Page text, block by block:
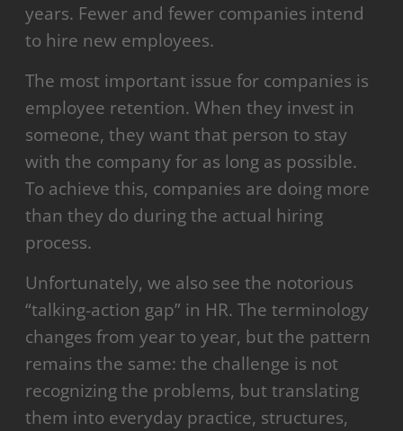
years. Fewer and fewer companies intend
to hire new employees.
The most important issue for companies is
employee retention. When they invest in
someone, they want that person to stay
with the company for as long as possible.
To achieve this, companies are doing more
than they do during the actual hiring
process.
Unfortunately, we also see the notorious
“talking-action gap” in HR. The terminology
changes from year to year, but the pattern
remains the same: the challenge is not
recognizing the problems, but translating
them into everyday practice, structures,